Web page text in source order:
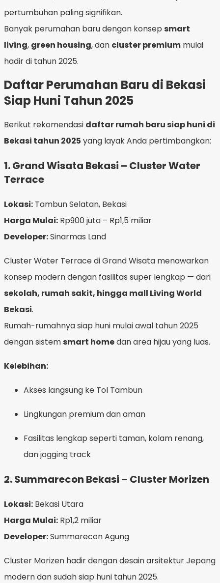
pertumbuhan paling signifikan.
Banyak perumahan baru dengan konsep smart
living, green housing, dan cluster premium mulai
hadir di tahun 2025.
Daftar Perumahan Baru di Bekasi
Siap Huni Tahun 2025
Berikut rekomendasi daftar rumah baru siap huni di
Bekasi tahun 2025 yang layak Anda pertimbangkan:
1.Grand Wisata Bekasi – Cluster Water
Terrace
Lokasi: Tambun Selatan, Bekasi
Harga Mulai: Rp900 juta – Rp1,5 miliar
Developer:Sinarmas Land
Cluster Water Terrace di Grand Wisata menawarkan
konsep modern dengan fasilitas super lengkap — dari
sekolah, rumah sakit, hingga mall Living World
Bekasi.
Rumah-rumahnya siap huni mulai awal tahun 2025
dengan sistem smart homedan area hijau yang luas.
Kelebihan:
Akses langsung ke Tol Tambun
Lingkungan premium dan aman
Fasilitas lengkap seperti taman, kolam renang,
dan jogging track
2.Summarecon Bekasi – Cluster Morizen
Lokasi: Bekasi Utara
Harga Mulai: Rp1,2 miliar
Developer:Summarecon Agung
Cluster Morizen hadir dengan desain arsitektur Jepang
modern dan sudah siap huni tahun 2025.